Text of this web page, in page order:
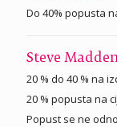
Do 40% popusta
Steve
20 % do 40 % na
20 % popusta na
Popust se ne